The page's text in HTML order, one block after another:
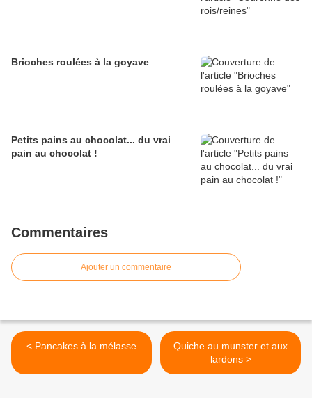
Brioches roulées à la goyave
Petits pains au chocolat... du vrai
pain au chocolat !
Commentaires
Ajouter un commentaire
< Pancakes à la mélasse
Quiche au munster et aux
lardons >